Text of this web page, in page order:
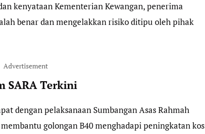
kenyataan Kementerian Kewangan, penerima
benar dan mengelakkan risiko ditipu oleh pihak
Advertisement
SARA Terkini
dengan pelaksanaan Sumbangan Asas Rahmah
golongan B40 menghadapi peningkatan kos